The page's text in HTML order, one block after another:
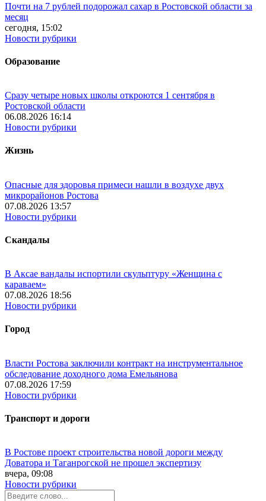
Почти на 7 рублей подорожал сахар в Ростовской области за
месяц
сегодня, 15:02
Новости рубрики
Образование
Сразу четыре новых школы откроются 1 сентября в
Ростовской области
06.08.2026 16:14
Новости рубрики
Жизнь
Опасные для здоровья примеси нашли в воздухе двух
микрорайонов Ростова
07.08.2026 13:57
Новости рубрики
Скандалы
В Аксае вандалы испортили скульптуру «Женщина с
караваем»
07.08.2026 18:56
Новости рубрики
Город
Власти Ростова заключили контракт на инструментальное
обследование доходного дома Емельянова
07.08.2026 17:59
Новости рубрики
Транспорт и дороги
В Ростове проект строительства новой дороги между
Доватора и Таганрогской не прошел экспертизу
вчера, 09:08
Новости рубрики